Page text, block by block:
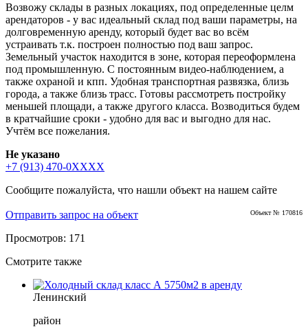
Возвожу склады в разных локациях, под определенные целм
арендаторов - у вас идеальный склад под ваши параметры, на
долговременную аренду, который будет вас во всём
устраивать т.к. построен полностью под ваш запрос.
Земельный участок находится в зоне, которая переоформлена
под промышленную. С постоянным видео-наблюдением, а
также охраной и кпп. Удобная транспортная развязка, близь
города, а также близь трасс. Готовы рассмотреть постройку
меньшей площади, а также другого класса. Возводиться будем
в кратчайшие сроки - удобно для вас и выгодно для нас.
Учтём все пожелания.
Не указано
+7 (913) 470-0XXXX
Сообщите пожалуйста, что нашли объект на нашем сайте
Объект № 170816
Отправить запрос на объект
Просмотров: 171
Смотрите также
Ленинский
район